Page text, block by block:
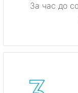
За час до